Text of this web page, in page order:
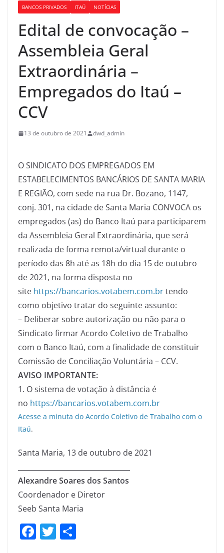
BANCOS PRIVADOS ITAÚ NOTÍCIAS
Edital de convocação –
Assembleia Geral
Extraordinária –
Empregados do Itaú –
CCV
13 de outubro de 2021 dwd_admin
O SINDICATO DOS EMPREGADOS EM
ESTABELECIMENTOS BANCÁRIOS DE SANTA MARIA
E REGIÃO, com sede na rua Dr. Bozano, 1147,
conj. 301, na cidade de Santa Maria CONVOCA os
empregados (as) do Banco Itaú para participarem
da Assembleia Geral Extraordinária, que será
realizada de forma remota/virtual durante o
período das 8h até as 18h do dia 15 de outubro
de 2021, na forma disposta no
site https://bancarios.votabem.com.brtendo
como objetivo tratar do seguinte assunto:
– Deliberar sobre autorização ou não para o
Sindicato firmar Acordo Coletivo de Trabalho
com o Banco Itaú, com a finalidade de constituir
Comissão de Conciliação Voluntária – CCV.
AVISO IMPORTANTE:
1. O sistema de votação à distância é
no https://bancarios.votabem.com.br
Acesse a minuta do Acordo Coletivo de Trabalho com o
Itaú.
Santa Maria, 13 de outubro de 2021
Alexandre Soares dos Santos
Coordenador e Diretor
Seeb Santa Maria
F T